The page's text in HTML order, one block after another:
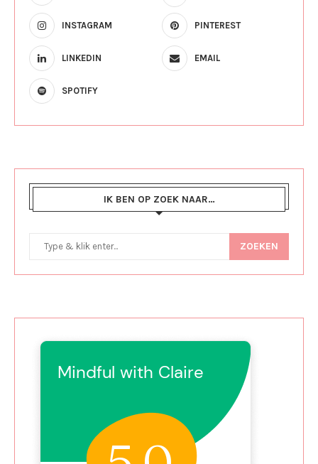
INSTAGRAM PINTEREST
LINKEDIN EMAIL
SPOTIFY
IK BEN OP ZOEK NAAR…
ZOEKEN